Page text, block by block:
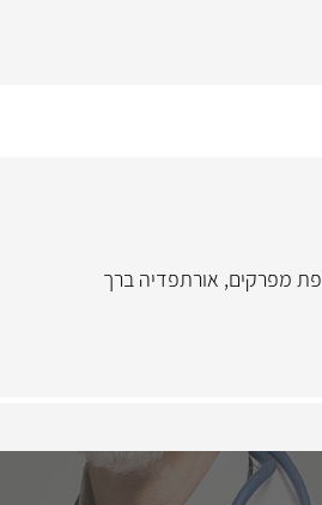
מפרקים, אורתפדיה ברך